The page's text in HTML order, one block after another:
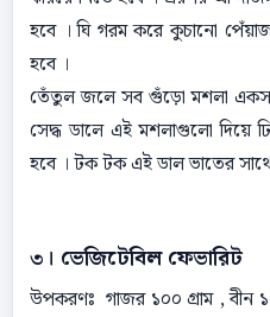
হবে । ঘি গরম করে কুচানো
হবে ।
তেঁতুল জলে সব গুঁড়ো মশলা
সেদ্ধ ডালে এই মশলাগুলো দিয়ে
হবে । টক টক এই ডাল ভাতের
৩। ভেজিটেবিল ফেভারিট
উপকরণঃ গাজর ১০০ গ্রাম , বীন